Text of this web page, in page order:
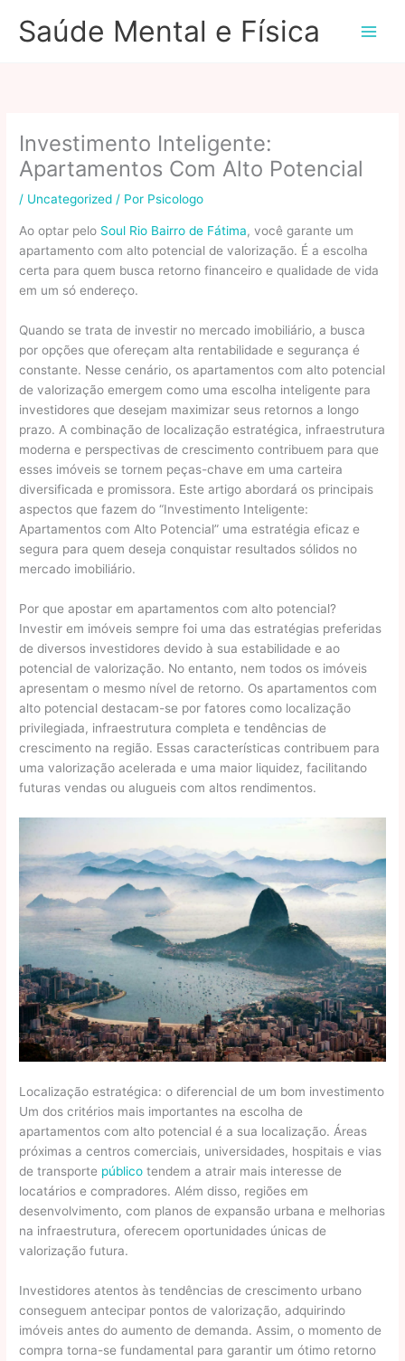
paraSaúde Mental e Física
Investimento Inteligente:
Apartamentos Com Alto Potencial
/ Uncategorized / Por Psicologo
Ao optar pelo Soul Rio Bairro de Fátima, você garante um
apartamento com alto potencial de valorização. É a escolha
certa para quem busca retorno financeiro e qualidade de vida
em um só endereço.
Quando se trata de investir no mercado imobiliário, a busca
por opções que ofereçam alta rentabilidade e segurança é
constante. Nesse cenário, os apartamentos com alto potencial
de valorização emergem como uma escolha inteligente para
investidores que desejam maximizar seus retornos a longo
prazo. A combinação de localização estratégica, infraestrutura
moderna e perspectivas de crescimento contribuem para que
esses imóveis se tornem peças-chave em uma carteira
diversificada e promissora. Este artigo abordará os principais
aspectos que fazem do “Investimento Inteligente:
Apartamentos com Alto Potencial” uma estratégia eficaz e
segura para quem deseja conquistar resultados sólidos no
mercado imobiliário.
Por que apostar em apartamentos com alto potencial?
Investir em imóveis sempre foi uma das estratégias preferidas
de diversos investidores devido à sua estabilidade e ao
potencial de valorização. No entanto, nem todos os imóveis
apresentam o mesmo nível de retorno. Os apartamentos com
alto potencial destacam-se por fatores como localização
privilegiada, infraestrutura completa e tendências de
crescimento na região. Essas características contribuem para
uma valorização acelerada e uma maior liquidez, facilitando
futuras vendas ou alugueis com altos rendimentos.
Localização estratégica: o diferencial de um bom investimento
Um dos critérios mais importantes na escolha de
apartamentos com alto potencial é a sua localização. Áreas
próximas a centros comerciais, universidades, hospitais e vias
de transporte público tendem a atrair mais interesse de
locatários e compradores. Além disso, regiões em
desenvolvimento, com planos de expansão urbana e melhorias
na infraestrutura, oferecem oportunidades únicas de
valorização futura.
Investidores atentos às tendências de crescimento urbano
conseguem antecipar pontos de valorização, adquirindo
imóveis antes do aumento de demanda. Assim, o momento de
compra torna-se fundamental para garantir um ótimo retorno